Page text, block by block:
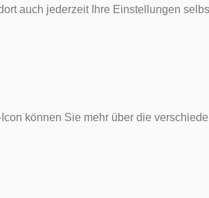
auch jederzeit Ihre Einstellungen
können Sie mehr über die